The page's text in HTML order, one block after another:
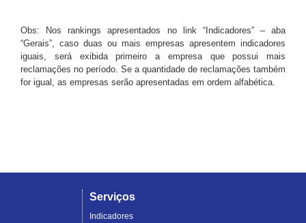
Obs: Nos rankings apresentados no link “Indicadores” – aba
“Gerais”, caso duas ou mais empresas apresentem indicadores
iguais, será exibida primeiro a empresa que possui mais
reclamações no período. Se a quantidade de reclamações também
for igual, as empresas serão apresentadas em ordem alfabética.
Serviços
Indicadores